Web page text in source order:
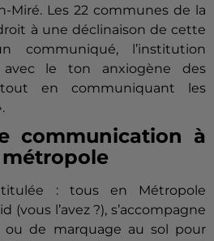
Miré. Les 22 communes de la
à une déclinaison de cette
communiqué, l’institution
le ton anxiogène des
tout en communiquant les
communication à
métropole
:tous en Métropole
(vous l’avez ?), s’accompagne
ou de marquage au sol pour